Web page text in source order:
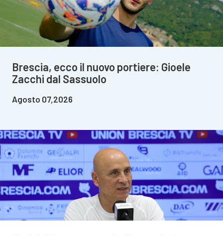
Brescia, ecco il nuovo portiere: Gioele
Zacchi dal Sassuolo
Agosto 07,2026